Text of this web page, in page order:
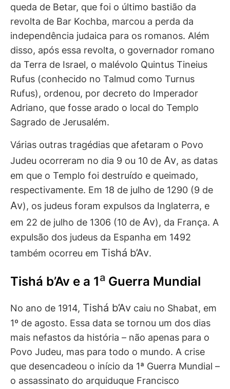
queda de Betar, que foi o último bastião da
revolta de Bar Kochba, marcou a perda da
independência judaica para os romanos. Além
disso, após essa revolta, o governador romano
da Terra de Israel, o malévolo Quintus Tineius
Rufus (conhecido no Talmud como Turnus
Rufus), ordenou, por decreto do Imperador
Adriano, que fosse arado o local do Templo
Sagrado de Jerusalém.
Várias outras tragédias que afetaram o Povo
Judeu ocorreram no dia 9 ou 10 de Av, as datas
em que o Templo foi destruído e queimado,
respectivamente. Em 18 de julho de 1290 (9 de
Av), os judeus foram expulsos da Inglaterra, e
em 22 de julho de 1306 (10 de Av), da França. A
expulsão dos judeus da Espanha em 1492
também ocorreu em Tishá b’Av.
Tishá b’Av e a 1a Guerra Mundial
No ano de 1914, Tishá b’Av caiu no Shabat, em
1º de agosto. Essa data se tornou um dos dias
mais nefastos da história – não apenas para o
Povo Judeu, mas para todo o mundo. A crise
que desencadeou o início da 1ª Guerra Mundial –
o assassinato do arquiduque Francisco